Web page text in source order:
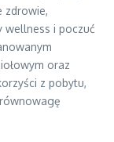
zdrowie,
wellness i poczuć
oraz
z pobytu,